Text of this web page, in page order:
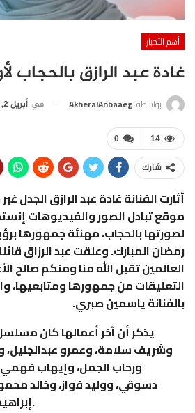
أهم الأخبار
غادة عبد الرازق بالحجاب
بواسطة AkheralAnbaaeg في أبريل 2, 2022
0 14
شارك
أثارت الفنانة غادة عبد الرازق الجدل
موقع تبادل الصور والفيديوهات
لصورتها بالحجاب، مهنئة جمهورها
رمضان المبارك. وعلقت عبد الرزاق
العالمين تقبل الله منا ومنكم صالح
التعليقات من جمهورها ومتابعيها،
بالفنانة ياسمين صبري.
يذكر أن آخر أعمالها كان
وشريف سلامة، وعمرو عبدالجليل،
ورحاب الجمل، وإيهاب
دسوقي، ووليد فواز، وخالد
إبراهيم وإخراج محمد أسامة.